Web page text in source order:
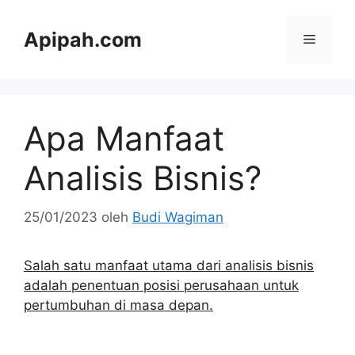
Apipah.com Menu
Apa Manfaat
Analisis Bisnis?
25/01/2023 oleh Budi Wagiman
Salah satu manfaat utama dari analisis bisnis
adalah penentuan posisi perusahaan untuk
pertumbuhan di masa depan.